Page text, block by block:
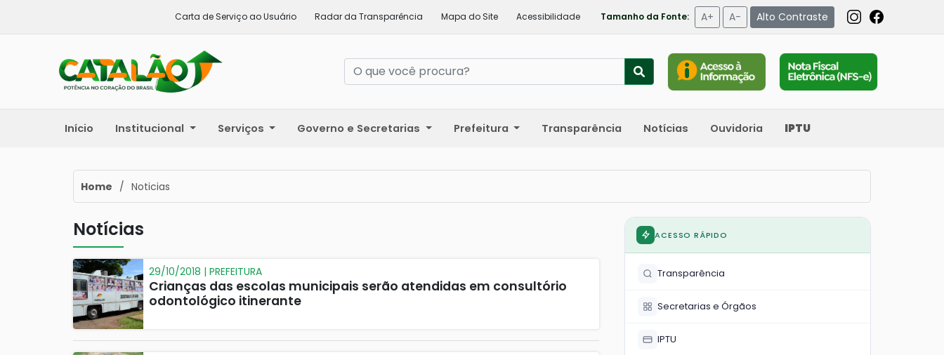
Carta de Serviço ao Usuário Radar da Transparência Mapa do Site Acessibilidade Tamanho da Fonte: A+ A- Alto Contraste
Início Institucional Serviços Governo e Secretarias Prefeitura Transparência Notícias Ouvidoria IPTU
Home / Noticias
Notícias
29/10/2018 | PREFEITURA
Crianças das escolas municipais serão atendidas em consultório
odontológico itinerante
ACESSO RÁPIDO
Transparência
Secretarias e Órgãos
IPTU